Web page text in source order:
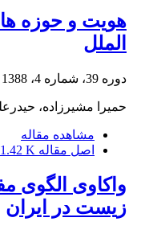
هویت و حوزه
الملل
دوره 39، شماره 4، 1388
حمیرا مشیرزاده،
مشاهده مقاله
اصل مقاله K
واکاوی الگوی
زیست در ایران